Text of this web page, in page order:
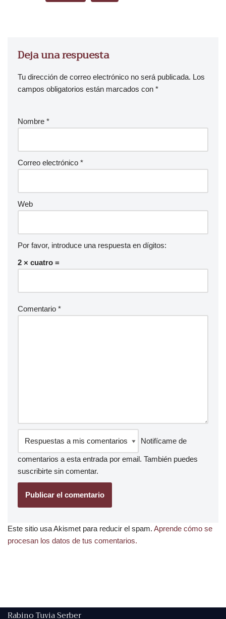
Deja una respuesta
Tu dirección de correo electrónico no será publicada. Los
campos obligatorios están marcados con *
Nombre *
Correo electrónico *
Web
Por favor, introduce una respuesta en dígitos:
2 × cuatro =
Comentario *
Notifícame de
comentarios a esta entrada por email. También puedes
suscribirte sin comentar.
Este sitio usa Akismet para reducir el spam. Aprende cómo se
procesan los datos de tus comentarios.
Rabino Tuvia Serber